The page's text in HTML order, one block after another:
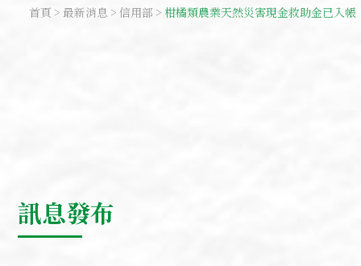
首頁 最新消息 信用部 柑橘類農業天然災害現金救助金已入帳
訊息發布